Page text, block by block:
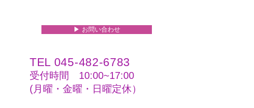
▶︎ お問い合わせ
TEL 045-482-6783
受付時間 10:00~17:00​​​
(​月曜・金曜・日曜定休）